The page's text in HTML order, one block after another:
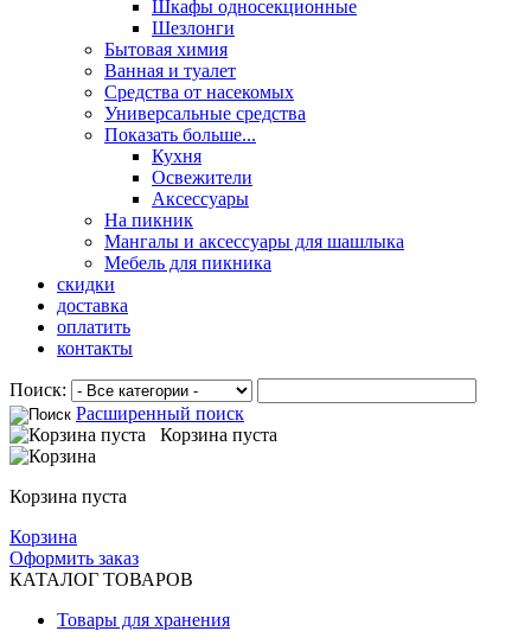
Шкафы односекционные
Шезлонги
Бытовая химия
Ванная и туалет
Средства от насекомых
Универсальные средства
Показать больше...
Кухня
Освежители
Аксессуары
На пикник
Мангалы и аксессуары для шашлыка
Мебель для пикника
скидки
доставка
оплатить
контакты
Поиск:
Расширенный поиск
Корзина пуста
Корзина пуста
Корзина
Оформить заказ
КАТАЛОГ ТОВАРОВ
Товары для хранения